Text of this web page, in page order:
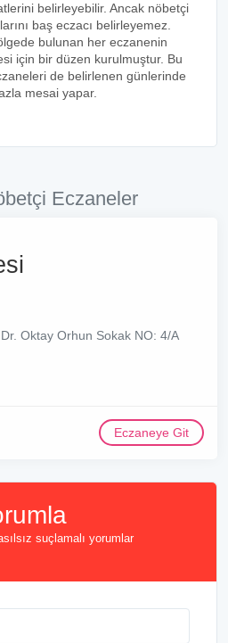
belirleyebilir. Ancak nöbetçi
baş eczacı belirleyemez.
bulunan her eczanenin
için bir düzen kurulmuştur. Bu
de belirlenen günlerinde
mesai yapar.
Eczaneler
Oktay Orhun Sokak NO: 4/A
Eczaneye Git
suçlamalı yorumlar